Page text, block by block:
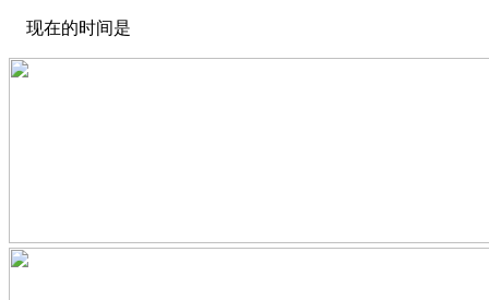
现在的时间是